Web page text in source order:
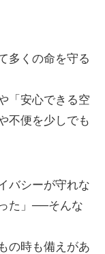
多くの命を守る
「安心できる空
不便を少しでも
バシーが守れな
た」──そんな
の時も備えがあ